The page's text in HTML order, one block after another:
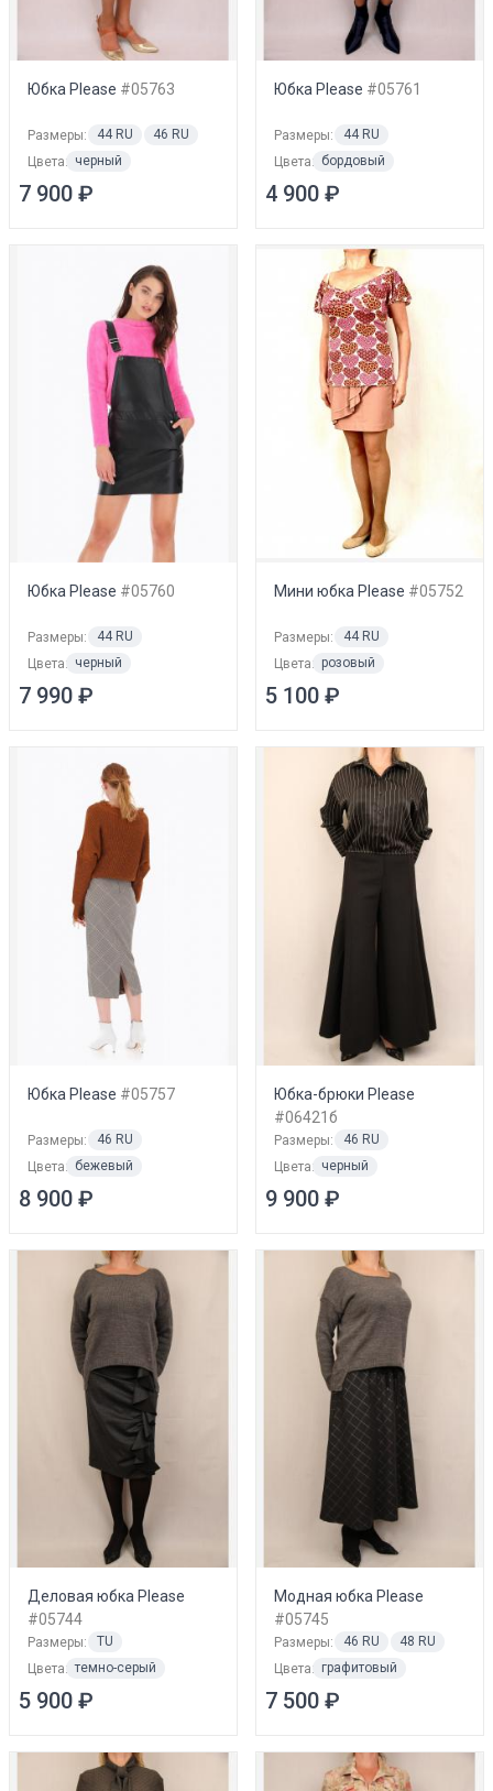
Юбка Please #05763
Размеры: 44 RU
46 RU
Цвета: черный
7 900 ₽
Юбка Please #05761
Размеры:
44 RU
Цвета: бордовый
4 900 ₽
Юбка Please #05760
Размеры:
44 RU
Цвета: черный
7 990 ₽
Мини юбка Please #05752
Размеры:
44 RU
Цвета: розовый
5 100 ₽
Юбка Please #05757
Размеры:
46 RU
Цвета: бежевый
8 900 ₽
Юбка-брюки Please
#06421б
Размеры:
46 RU
Цвета: черный
9 900 ₽
Деловая юбка Please
#05744
Размеры:
TU
Цвета: темно-серый
5 900 ₽
Модная юбка Please
#05745
Размеры: 46 RU
48 RU
Цвета: графитовый
7 500 ₽